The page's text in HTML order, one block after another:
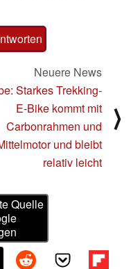
Neuere News
Starkes Trekking-
E-Bike kommt mit
Carbonrahmen und
und bleibt
relativ leicht
⟩
Quelle